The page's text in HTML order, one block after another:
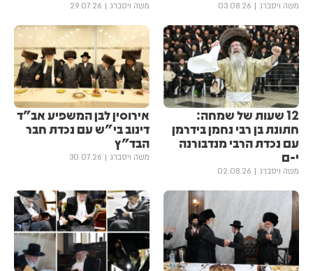
משה ויסברג 03.08.26 משה ויסברג 29.07.26
12 שעות של שמחה:
חתונת בן רבי נחמן בידרמן
עם נכדת הרבי מנדבורנה
י-ם
משה ויסברג 02.08.26
אירוסין לבן המשפיע אב"ד
דינוב בי"ש עם נכדת חבר
הבד"ץ
משה ויסברג 30.07.26